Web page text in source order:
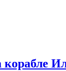
корабле